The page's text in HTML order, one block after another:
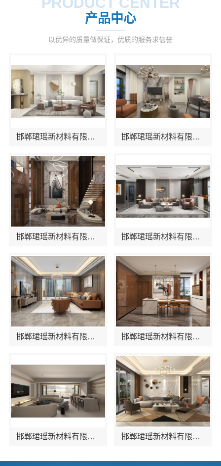
产品中心
以优异的质量做保证，优质的服务求信誉
邯郸珺瑶新材料有限公司优质建材保障施工品质 邯郸珺瑶新材料有限公司全屋整装专家
邯郸珺瑶新材料有限公司助力精装交付 邯郸珺瑶新材料有限公司让家装焕然一新
邯郸珺瑶新材料有限公司打造环保装修新标杆 邯郸珺瑶新材料有限公司 一站式装修服务值得信赖
邯郸珺瑶新材料有限公司 创新家居设计理念 邯郸珺瑶新材料有限公司推动绿色建材发展